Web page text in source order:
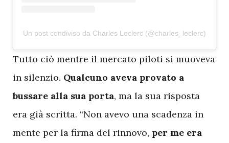
Un post condiviso da Charles Leclerc (@charles_leclerc)
Tutto ciò mentre il mercato piloti si muoveva
in silenzio. Qualcuno aveva provato a
bussare alla sua porta, ma la sua risposta
era già scritta. “Non avevo una scadenza in
mente per la firma del rinnovo, per me era